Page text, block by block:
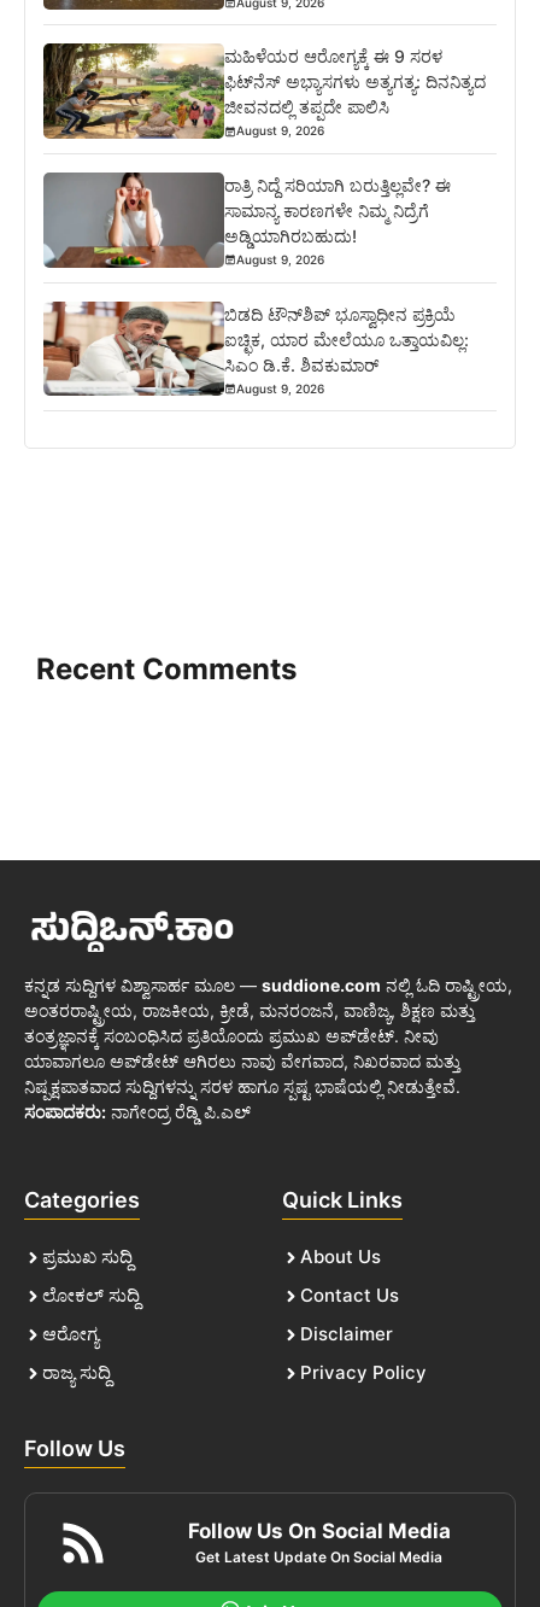
ಮಹಿಳೆಯರ ಆರೋಗ್ಯಕ್ಕೆ ಈ 9 ಸರಳ
ಫಿಟ್‌ನೆಸ್‌ ಅಭ್ಯಾಸಗಳು ಅತ್ಯಗತ್ಯ: ದಿನನಿತ್ಯದ
ಜೀವನದಲ್ಲಿ ತಪ್ಪದೇ ಪಾಲಿಸಿ
August 9, 2026
ರಾತ್ರಿ ನಿದ್ದೆ ಸರಿಯಾಗಿ ಬರುತ್ತಿಲ್ಲವೇ? ಈ
ಸಾಮಾನ್ಯ ಕಾರಣಗಳೇ ನಿಮ್ಮ ನಿದ್ರೆಗೆ
ಅಡ್ಡಿಯಾಗಿರಬಹುದು!
August 9, 2026
ಬಿಡದಿ ಟೌನ್‌ಶಿಪ್‌ ಭೂಸ್ವಾಧೀನ ಪ್ರಕ್ರಿಯೆ
ಐಚ್ಛಿಕ, ಯಾರ ಮೇಲೆಯೂ ಒತ್ತಾಯವಿಲ್ಲ:
ಸಿಎಂ ಡಿ.ಕೆ. ಶಿವಕುಮಾರ್
August 9, 2026
Recent Comments
ಕನ್ನಡ ಸುದ್ದಿಗಳ ವಿಶ್ವಾಸಾರ್ಹ ಮೂಲ — suddione.com ನಲ್ಲಿ ಓದಿ ರಾಷ್ಟ್ರೀಯ,
ಅಂತರರಾಷ್ಟ್ರೀಯ, ರಾಜಕೀಯ, ಕ್ರೀಡೆ, ಮನರಂಜನೆ, ವಾಣಿಜ್ಯ, ಶಿಕ್ಷಣ ಮತ್ತು
ತಂತ್ರಜ್ಞಾನಕ್ಕೆ ಸಂಬಂಧಿಸಿದ ಪ್ರತಿಯೊಂದು ಪ್ರಮುಖ ಅಪ್‌ಡೇಟ್. ನೀವು
ಯಾವಾಗಲೂ ಅಪ್‌ಡೇಟ್ ಆಗಿರಲು ನಾವು ವೇಗವಾದ, ನಿಖರವಾದ ಮತ್ತು
ನಿಷ್ಪಕ್ಷಪಾತವಾದ ಸುದ್ದಿಗಳನ್ನು ಸರಳ ಹಾಗೂ ಸ್ಪಷ್ಟ ಭಾಷೆಯಲ್ಲಿ ನೀಡುತ್ತೇವೆ.
ಸಂಪಾದಕರು: ನಾಗೇಂದ್ರ ರೆಡ್ಡಿ ಪಿ.ಎಲ್
Categories
ಪ್ರಮುಖ ಸುದ್ದಿ
ಲೋಕಲ್ ಸುದ್ದಿ
ಆರೋಗ್ಯ
ರಾಜ್ಯ ಸುದ್ದಿ
Quick Links
About Us
Contact Us
Disclaimer
Privacy Policy
Follow Us
Follow Us On Social Media
Get Latest Update On Social Media